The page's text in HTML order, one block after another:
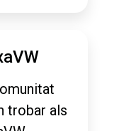
trobar als